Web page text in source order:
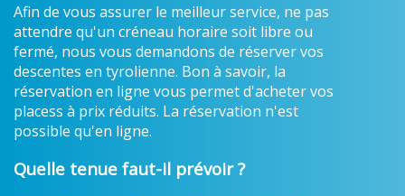
Afin de vous assurer le meilleur service, ne pas
attendre qu'un créneau horaire soit libre ou
fermé, nous vous demandons de réserver vos
descentes en tyrolienne. Bon à savoir, la
réservation en ligne vous permet d'acheter vos
placess à prix réduits. La réservation n'est
possible qu'en ligne.
Quelle tenue faut-il prévoir ?